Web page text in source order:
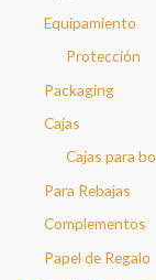
Equipamiento
Protección
Packaging
Cajas
Cajas para
Para Rebajas
Complementos
Papel de Regalo